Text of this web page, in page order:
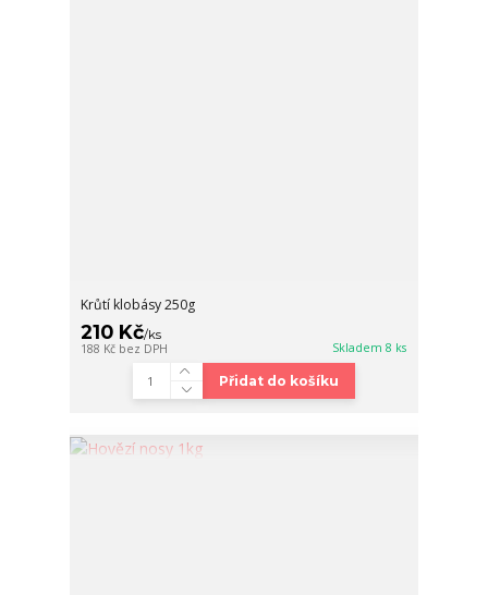
Krůtí klobásy 250g
210 Kč/ks
188 Kč bez DPH Skladem 8 ks
Přidat do košíku